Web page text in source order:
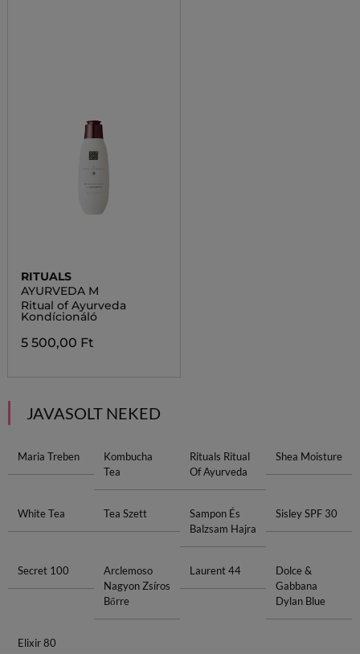
RITUALS
AYURVEDA M
Ritual of Ayurveda
Kondícionáló
5 500,00 Ft
JAVASOLT NEKED
Maria Treben
Kombucha
Tea
Rituals Ritual
Of Ayurveda
Shea Moisture
White Tea Tea Szett
Sampon És
Balzsam Hajra
Sisley SPF 30
Secret 100
Arclemoso
Nagyon Zsíros
Bőrre
Laurent 44
Dolce &
Gabbana
Dylan Blue
Elixir 80